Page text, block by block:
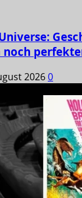
noch
20260